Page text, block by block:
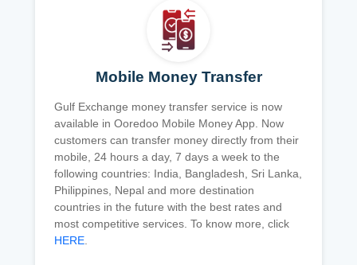
Mobile Money Transfer
Gulf Exchange money transfer service is now
available in Ooredoo Mobile Money App. Now
customers can transfer money directly from their
mobile, 24 hours a day, 7 days a week to the
following countries: India, Bangladesh, Sri Lanka,
Philippines, Nepal and more destination
countries in the future with the best rates and
most competitive services. To know more, click
HERE.